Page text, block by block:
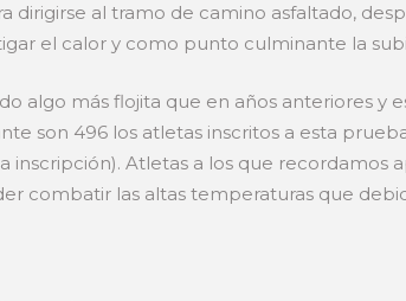
dirigirse al tramo de camino asfaltado,
el calor y como punto culminante la
algo más flojita que en años anteriores y
son 496 los atletas inscritos a esta
inscripción). Atletas a los que
combatir las altas temperaturas que